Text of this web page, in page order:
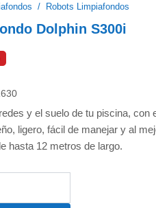
/ Robots Limpiafondos
Dolphin S300i
y el suelo de tu piscina, con
ligero, fácil de manejar y al
hasta 12 metros de largo.